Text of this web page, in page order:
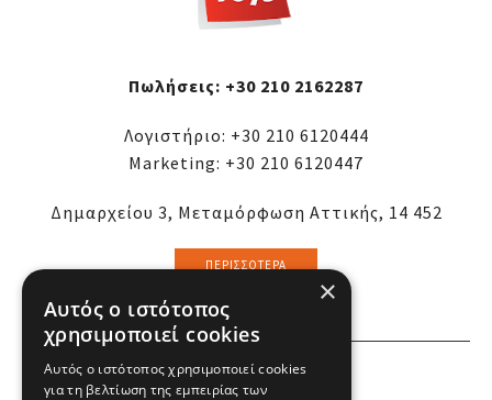
Πωλήσεις: +30 210 2162287
Λογιστήριο: +30 210 6120444
Marketing: +30 210 6120447
Δημαρχείου 3, Μεταμόρφωση Αττικής, 14 452
ΠΕΡΙΣΣΌΤΕΡΑ
ΕΜΕΙΣ
×
Αυτός ο ιστότοπος
χρησιμοποιεί cookies
Αυτός ο ιστότοπος χρησιμοποιεί cookies
για τη βελτίωση της εμπειρίας των